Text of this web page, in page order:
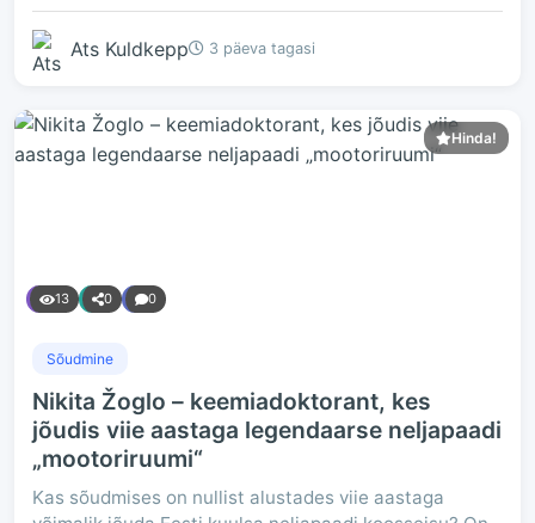
Ats Kuldkepp 3 päeva tagasi
Hinda!
13 0 0
Sõudmine
Nikita Žoglo – keemiadoktorant, kes
jõudis viie aastaga legendaarse neljapaadi
„mootoriruumi“
Kas sõudmises on nullist alustades viie aastaga